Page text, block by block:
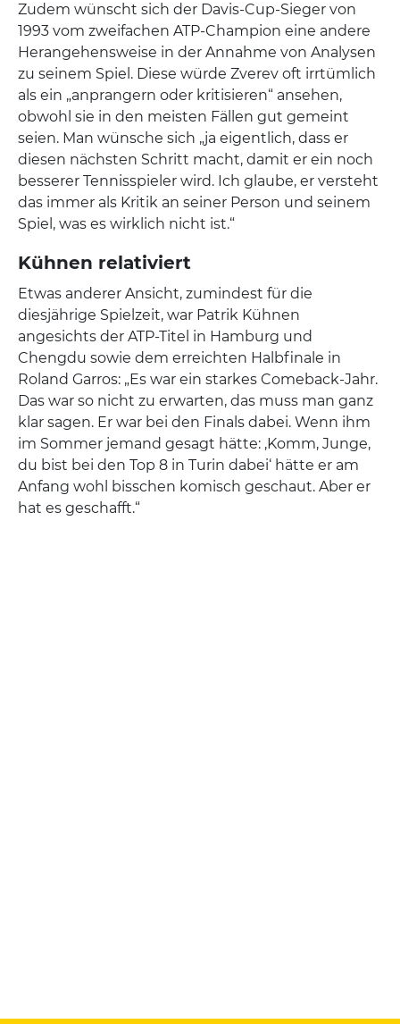
Zudem wünscht sich der Davis-Cup-Sieger von
1993 vom zweifachen ATP-Champion eine andere
Herangehensweise in der Annahme von Analysen
zu seinem Spiel. Diese würde Zverev oft irrtümlich
als ein „anprangern oder kritisieren“ ansehen,
obwohl sie in den meisten Fällen gut gemeint
seien. Man wünsche sich „ja eigentlich, dass er
diesen nächsten Schritt macht, damit er ein noch
besserer Tennisspieler wird. Ich glaube, er versteht
das immer als Kritik an seiner Person und seinem
Spiel, was es wirklich nicht ist.“
Kühnen relativiert
Etwas anderer Ansicht, zumindest für die
diesjährige Spielzeit, war Patrik Kühnen
angesichts der ATP-Titel in Hamburg und
Chengdu sowie dem erreichten Halbfinale in
Roland Garros: „Es war ein starkes Comeback-Jahr.
Das war so nicht zu erwarten, das muss man ganz
klar sagen. Er war bei den Finals dabei. Wenn ihm
im Sommer jemand gesagt hätte: ‚Komm, Junge,
du bist bei den Top 8 in Turin dabei‘ hätte er am
Anfang wohl bisschen komisch geschaut. Aber er
hat es geschafft.“